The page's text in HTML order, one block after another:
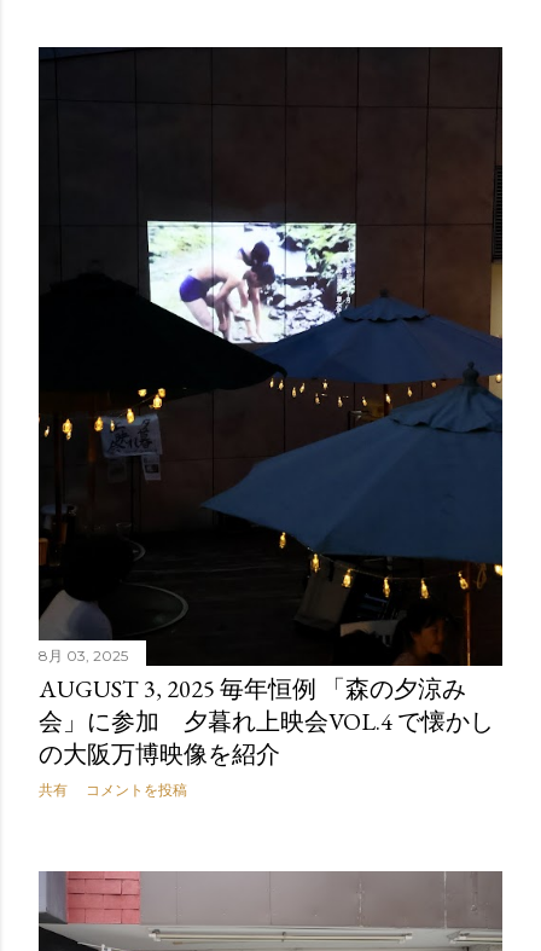
8月 03, 2025
AUGUST 3, 2025 毎年恒例 「森の夕涼み
会」に参加 夕暮れ上映会VOL.4 で懐かし
の大阪万博映像を紹介
共有 コメントを投稿